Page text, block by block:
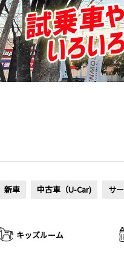
新車 中古車（U-Car) サ
キッズルーム